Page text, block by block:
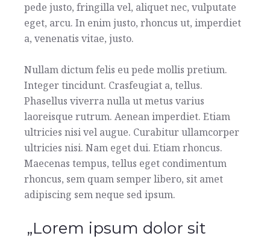
pede justo, fringilla vel, aliquet nec, vulputate
eget, arcu. In enim justo, rhoncus ut, imperdiet
a, venenatis vitae, justo.
Nullam dictum felis eu pede mollis pretium.
Integer tincidunt. Crasfeugiat a, tellus.
Phasellus viverra nulla ut metus varius
laoreisque rutrum. Aenean imperdiet. Etiam
ultricies nisi vel augue. Curabitur ullamcorper
ultricies nisi. Nam eget dui. Etiam rhoncus.
Maecenas tempus, tellus eget condimentum
rhoncus, sem quam semper libero, sit amet
adipiscing sem neque sed ipsum.
„Lorem ipsum dolor sit